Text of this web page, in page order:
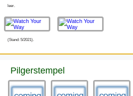
leer.
(Stand: 5/2021).
Pilgerstempel